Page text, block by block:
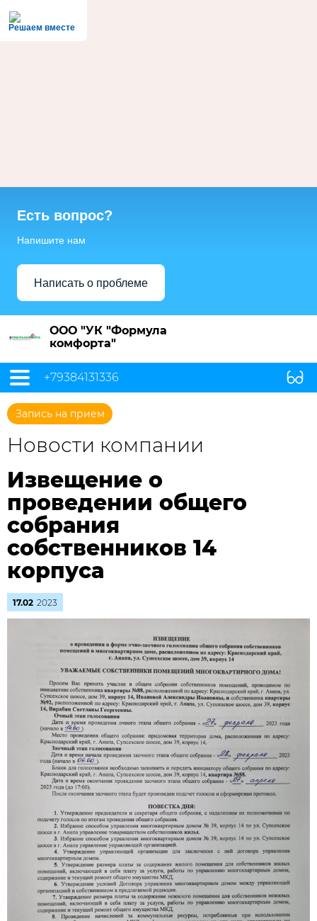
Решаем вместе
Есть вопрос?
Напишите нам
Написать о проблеме
ООО "УК "Формула
комфорта"
+79384131336
Запись на прием
Новости компании
Извещение о
проведении общего
собрания
собственников 14
корпуса
17.02 2023